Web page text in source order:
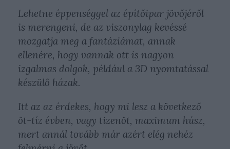
Lehetne éppenséggel az építőipar jövőjéről
is merengeni, de az viszonylag kevéssé
mozgatja meg a fantáziámat, annak
ellenére, hogy vannak ott is nagyon
izgalmas dolgok, például a 3D nyomtatással
készülő házak.
Itt az az érdekes, hogy mi lesz a következő
öt-tíz évben, vagy tizenöt, maximum húsz,
mert annál tovább már azért elég nehéz